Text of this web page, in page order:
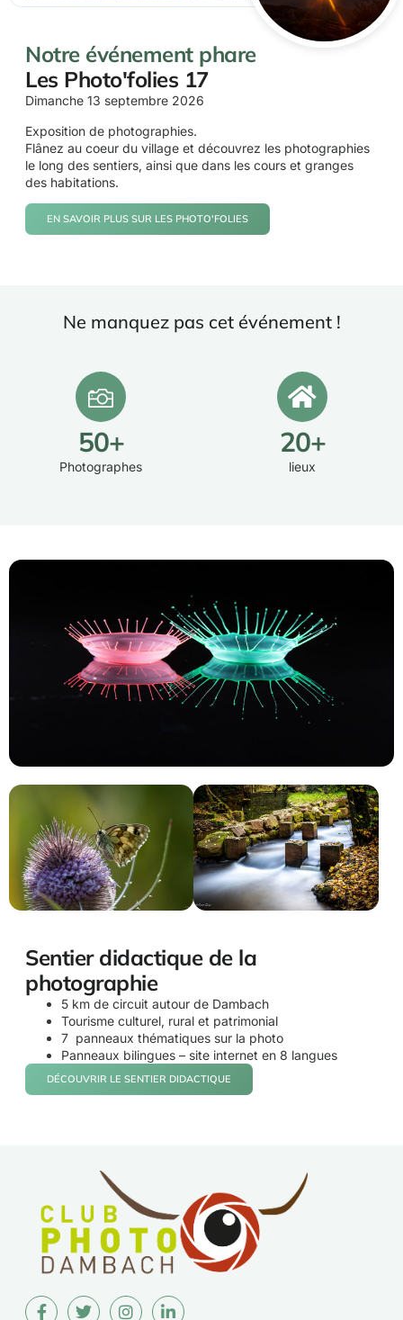
Notre événement phare
Les Photo'folies 17
Dimanche 13 septembre 2026
Exposition de photographies.
Flânez au coeur du village et découvrez les photographies
le long des sentiers, ainsi que dans les cours et granges
des habitations.
EN SAVOIR PLUS SUR LES PHOTO'FOLIES
Ne manquez pas cet événement !
Photographes
50+
lieux
20+
Sentier didactique de la
photographie
5 km de circuit autour de Dambach
Tourisme culturel, rural et patrimonial
7 panneaux thématiques sur la photo
Panneaux bilingues – site internet en 8 langues
DÉCOUVRIR LE SENTIER DIDACTIQUE